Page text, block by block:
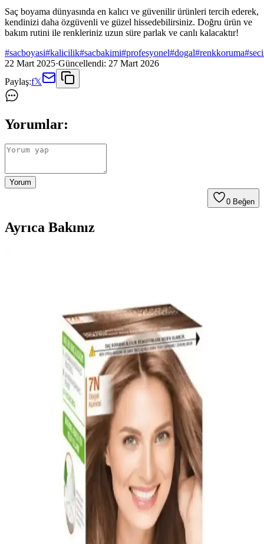
Saç boyama dünyasında en kalıcı ve güvenilir ürünleri tercih ederek,
kendinizi daha özgüvenli ve güzel hissedebilirsiniz. Doğru ürün ve
bakım rutini ile renkleriniz uzun süre parlak ve canlı kalacaktır!
#sacboyasi#kalicilik#sacbakimi#profesyonel#dogal#renkkoruma#
22 Mart 2025·Güncellendi: 27 Mart 2026
Paylaş:f𝕏
Yorumlar:
Yorum
0 Beğen
Ayrıca Bakınız
kalıcılık sağlayan özellikleriyle öne çıkar. Kullanıcılar, canlı renk ve
doğal görünümden memnun kalırken, uygulama kolaylığı da dikkat
Erkekler İçin Schwarzkopf Men Perfect 80 Kahve
Siyah Saç Boyası Özellikleri ve Kullanım Rehberi
Schwarzkopf Men Perfect 80 Kahve Siyah, 5 dakikada beyazları
kapatan, amonyak içermeyen, pratik ve doğal görünümlü erkek saç
Igora Saç Boyası Seçimi ve Güvenilir Satın Alma
İgora saç boyası, geniş renk seçenekleri ve parlak sonuçlarıyla öne
çıkar. Doğru ürün seçimi ve güvenilir satıcılar aracılığıyla alışveriş,
saç sağlığını koruyarak istenilen sonucu sağlar.
Kumral Bej Saç Boyası Seçiminde Güvenilir
Markalar ve Bakım İpuçları